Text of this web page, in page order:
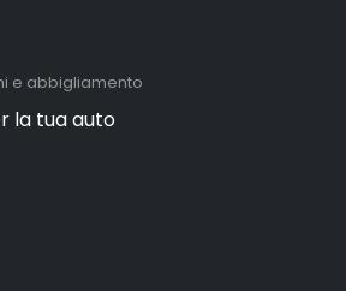
e abbigliamento
la tua auto